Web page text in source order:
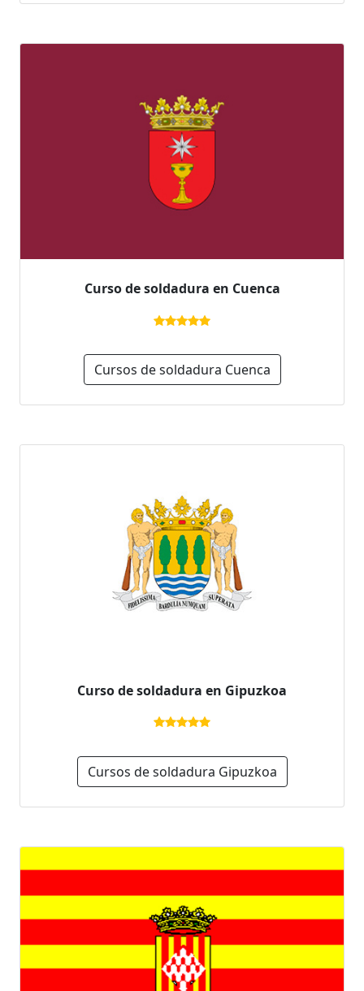
Curso de soldadura en Cuenca
Cursos de soldadura Cuenca
Curso de soldadura en Gipuzkoa
Cursos de soldadura Gipuzkoa